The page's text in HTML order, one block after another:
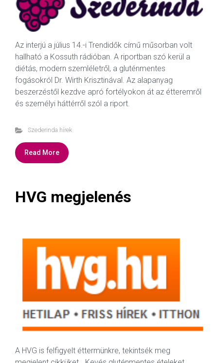
Az interjú a július 14.-i Trendidők című műsorban volt
hallható a Kossuth rádióban. A riportban szó kerül a
diétás, modern szemléletről, a gluténmentes
fogásokról Dr. Wirth Krisztinával. Az alapanyag
beszerzéstől kezdve apró fortélyokon át az étteremről
és személyi háttérről szól a riport.
Szederinda hírek
Read More
HVG megjelenés
A HVG is felfigyelt éttermünkre, tekintsék meg